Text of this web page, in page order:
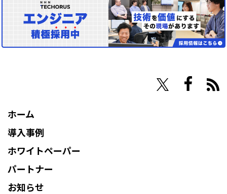
ホーム
導入事例
ホワイトペーパー
パートナー
お知らせ